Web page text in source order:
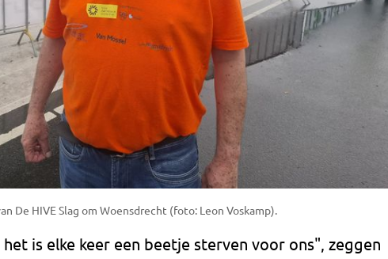
De HIVE Slag om Woensdrecht (foto: Leon Voskamp).
is elke keer een beetje sterven voor ons", zeggen